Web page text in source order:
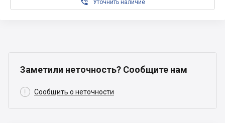
 Уточнить наличие
Заметили неточность? Сообщите нам
 Сообщить о неточности